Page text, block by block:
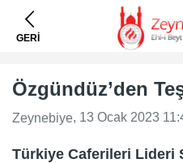
GERİ
Özgündüz’den
Zeynebiye, 13 Ocak 2023
Türkiye Caferileri Lideri